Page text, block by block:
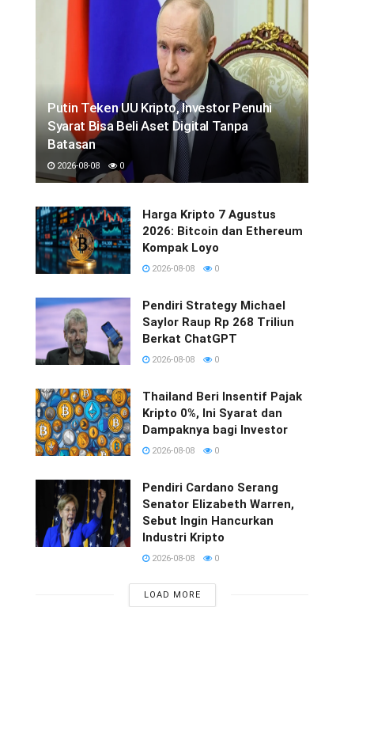
Putin Teken UU Kripto, Investor Penuhi
Syarat Bisa Beli Aset Digital Tanpa
Batasan
2026-08-08 0
Harga Kripto 7 Agustus
2026: Bitcoin dan Ethereum
Kompak Loyo
2026-08-08 0
Pendiri Strategy Michael
Saylor Raup Rp 268 Triliun
Berkat ChatGPT
2026-08-08 0
Thailand Beri Insentif Pajak
Kripto 0%, Ini Syarat dan
Dampaknya bagi Investor
2026-08-08 0
Pendiri Cardano Serang
Senator Elizabeth Warren,
Sebut Ingin Hancurkan
Industri Kripto
2026-08-08 0
LOAD MORE